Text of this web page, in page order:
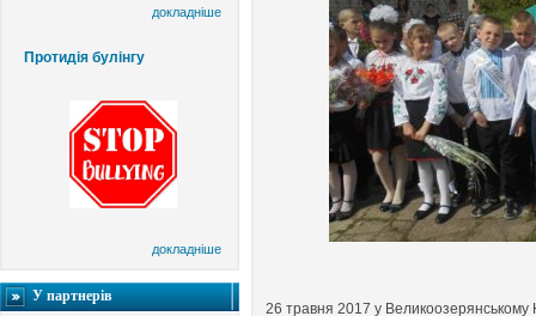
докладніше
Протидія булінгу
докладніше
У партнерів
26 травня 2017 у Великоозерянському